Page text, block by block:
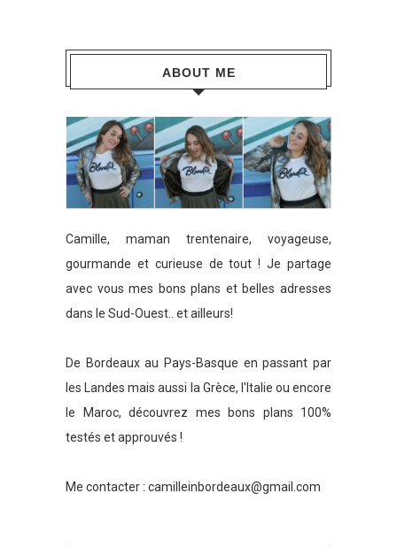
ABOUT ME
Camille, maman trentenaire, voyageuse,
gourmande et curieuse de tout ! Je partage
avec vous mes bons plans et belles adresses
dans le Sud-Ouest.. et ailleurs!
De Bordeaux au Pays-Basque en passant par
les Landes mais aussi la Grèce, l'Italie ou encore
le Maroc, découvrez mes bons plans 100%
testés et approuvés !
Me contacter : camilleinbordeaux@gmail.com